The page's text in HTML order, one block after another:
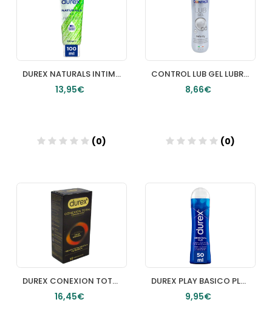
DUREX NATURALS INTIMATE GEL PURE 100 ML
13,95€
(0)
Añadir
CONTROL LUB GEL LUBRICANTE 1 ENVASE 75 ML INFINITY
8,66€
(0)
Añadir
DUREX CONEXION TOTAL 10 PRESERVATIVOS
16,45€
DUREX PLAY BASICO PLEASURE GEL LUBRICANTE HIDROSOLUBLE INTIMO 1 ENVASE 50 ML
9,95€